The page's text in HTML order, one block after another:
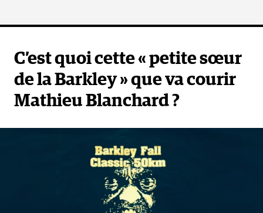
C’est quoi cette « petite sœur
de la Barkley » que va courir
Mathieu Blanchard ?